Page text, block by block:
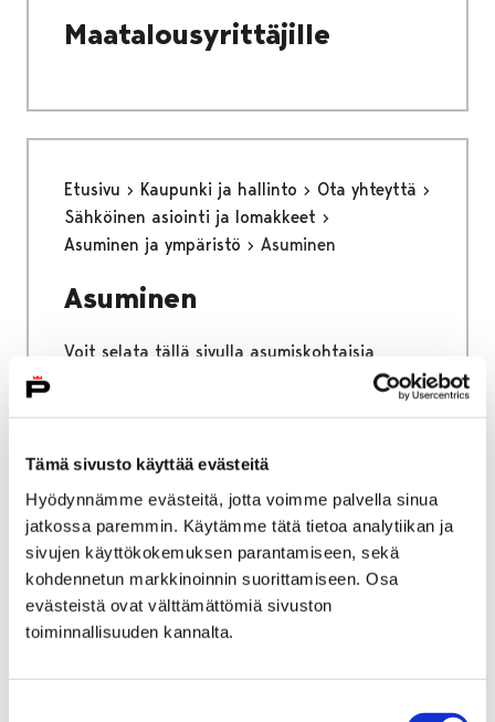
Tämä sivusto käyttää evästeitä
Hyödynnämme evästeitä, jotta voimme palvella sinua
jatkossa paremmin. Käytämme tätä tietoa analytiikan ja
sivujen käyttökokemuksen parantamiseen, sekä
kohdennetun markkinoinnin suorittamiseen. Osa
evästeistä ovat välttämättömiä sivuston
toiminnallisuuden kannalta.
Maatalousyrittäjille
Etusivu Kaupunki ja hallinto
Ota yhteyttä
Sähköinen asiointi ja lomakkeet
Asuminen ja ympäristö
Asuminen
Asuminen
Voit selata tällä sivulla asumiskohtaisia
Etusivu Kaupunki ja hallinto
Ota yhteyttä
Sähköinen asiointi ja lomakkeet
Kasvatus ja koulutus
Varhaiskasvatuspalvelut
Varhaiskasvatuspalvelut